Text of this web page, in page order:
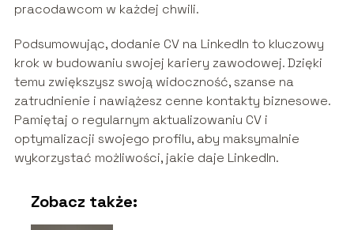
pracodawcom w każdej chwili.
Podsumowując, dodanie CV na LinkedIn to kluczowy
krok w budowaniu swojej kariery zawodowej. Dzięki
temu zwiększysz swoją widoczność, szanse na
zatrudnienie i nawiążesz cenne kontakty biznesowe.
Pamiętaj o regularnym aktualizowaniu CV i
optymalizacji swojego profilu, aby maksymalnie
wykorzystać możliwości, jakie daje LinkedIn.
Zobacz także: